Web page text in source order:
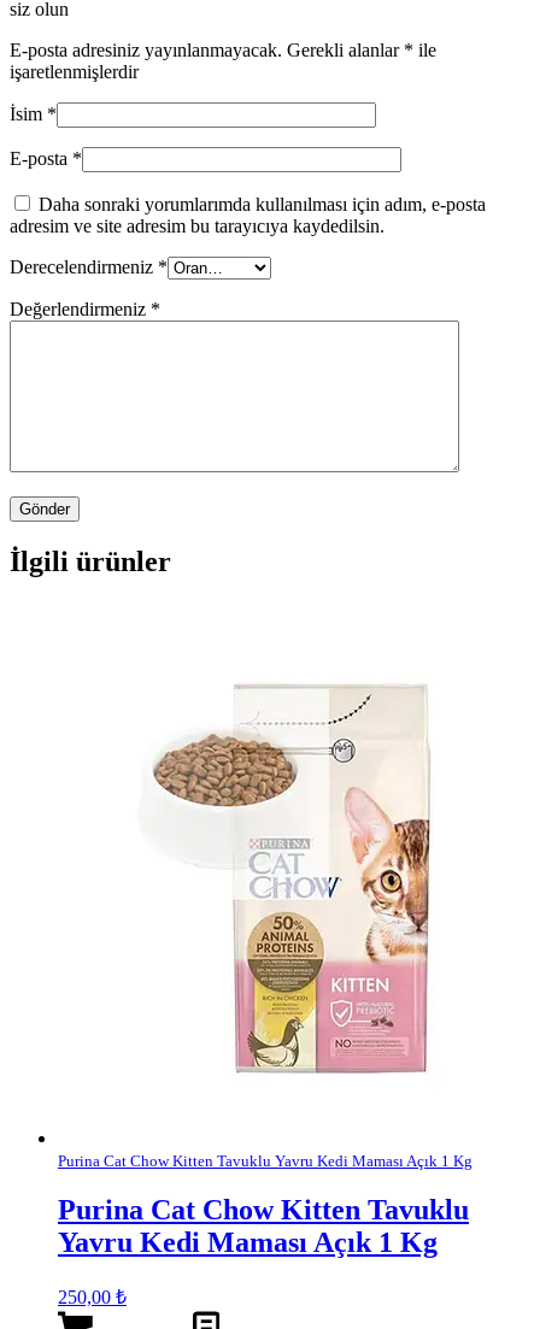
siz olun
E-posta adresiniz yayınlanmayacak. Gerekli alanlar * ile
işaretlenmişlerdir
İsim *
E-posta *
Daha sonraki yorumlarımda kullanılması için adım, e-posta
adresim ve site adresim bu tarayıcıya kaydedilsin.
Derecelendirmeniz *
Değerlendirmeniz *
İlgili ürünler
Purina Cat Chow Kitten Tavuklu Yavru Kedi Maması Açık 1 Kg
Purina Cat Chow Kitten Tavuklu
Yavru Kedi Maması Açık 1 Kg
250,00 ₺